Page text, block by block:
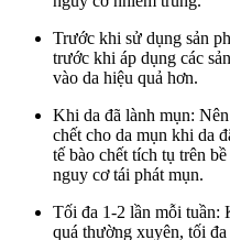
Trước khi sử dụng sản
trước khi áp dụng các
vào da hiệu quả hơn.
Khi da đã lành mụn:
chết cho da mụn khi da
tế bào chết tích tụ trên
nguy cơ tái phát mụn.
Tối đa 1-2 lần mỗi tuần:
quá thường xuyên, tối